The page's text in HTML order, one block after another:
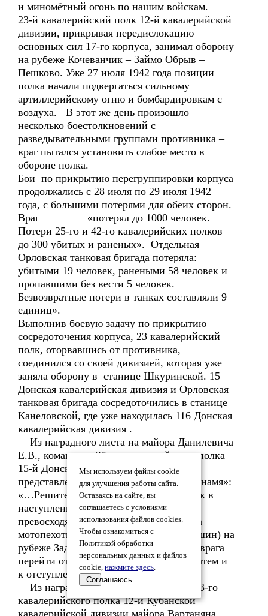
и миномётный огонь по нашим войскам.
23-й кавалерийский полк 12-й кавалерийской
дивизии, прикрывая передислокацию
основных сил 17-го корпуса, занимал оборону
на рубеже Кочеванчик – Займо Обрыв –
Пешково. Уже 27 июля 1942 года позиции
полка начали подвергаться сильному
артиллерийскому огню и бомбардировкам с
воздуха. В этот же день произошло
несколько боестолкновений с
разведывательными группами противника –
враг пытался установить слабое место в
обороне полка.
Бои по прикрытию перегруппировки корпуса
продолжались с 28 июля по 29 июля 1942
года, с большими потерями для обеих сторон.
Враг «потерял до 1000 человек.
Потери 25-го и 42-го кавалерийских полков –
до 300 убитых и раненых». Отдельная
Орловская танковая бригада потеряла:
убитыми 19 человек, ранеными 58 человек и
пропавшими без вести 5 человек.
Безвозвратные потери в танках составляли 9
единиц».
Выполнив боевую задачу по прикрытию
сосредоточения корпуса, 23 кавалерийский
полк, оторвавшись от противника,
соединился со своей дивизией, которая уже
заняла оборону в станице Шкуринской. 15
Донская кавалерийская дивизия и Орловская
танковая бригада сосредоточились в станице
Канеловской, где уже находилась 116 Донская
кавалерийская дивизия .
Из наградного листа на майора Данилевича
Е.В., командира 25-го кавалерийского полка
15-й Донской кавалерийской дивизии,
представленного к ордену «Красное Знамя»:
«…Решительно и энергично повёл полк в
наступление 28-29 июля 1942 года на
превосходящего противника (два полка
мотопехоты, до 6-ти танков и бронемашин) на
рубеже Задонский – Победа, вынудив врага
перейти от наступления к обороне, а затем и
к отступлению».
Из наградного листа на командира 23-го
кавалерийского полка 12-й Кубанской
кавалерийской дивизии майора Вартаняна
Мы используем файлы cookie
для улучшения работы сайта.
Оставаясь на сайте, вы
соглашаетесь с условиями
использования файлов cookies.
Чтобы ознакомиться с
Политикой обработки
персональных данных и файлов
cookie, нажмите здесь.
Соглашаюсь